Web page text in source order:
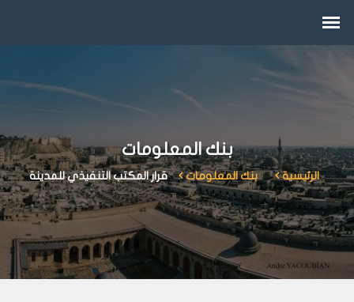
بنك المعلومات
الرئيسية بنك المعلومات قرار المكتب التنفيذي للمدينة